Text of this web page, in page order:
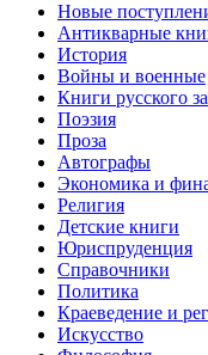
Новые
Антикварные
История
Войны и военные
Книги русского
Поэзия
Проза
Автографы
Экономика и
Религия
Детские книги
Юриспруденция
Справочники
Политика
Краеведение и
Искусство